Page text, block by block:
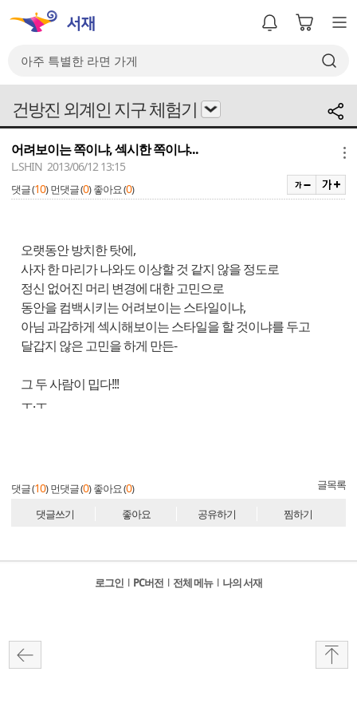
건방진 외계인 지구 체험기
어려보이는 쪽이냐, 섹시한 쪽이냐...
L.SHIN 2013/06/12 13:15
댓글 (10) 먼댓글 (0) 좋아요 (0)
오랫동안 방치한 탓에,
사자 한 마리가 나와도 이상할 것 같지 않을 정도로
정신 없어진 머리 변경에 대한 고민으로
동안을 컴백시키는 어려보이는 스타일이냐,
아님 과감하게 섹시해보이는 스타일을 할 것이냐를 두고
달갑지 않은 고민을 하게 만든-
그 두 사람이 밉다!!!
ㅜ.ㅜ
댓글 (10) 먼댓글 (0) 좋아요 (0) 글목록
댓글쓰기 좋아요 공유하기 찜하기
로그인 l PC버전 l 전체 메뉴 l 나의 서재